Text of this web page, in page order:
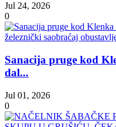
Jul 24, 2026
0
Sanacija pruge kod
dal...
Jul 01, 2026
0